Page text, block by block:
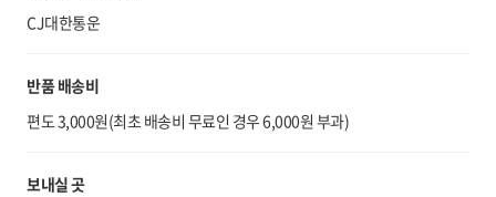
CJ대한통운
반품 배송비
편도 3,000원(최초 배송비 무료인 경우 6,000원 부과)
보내실 곳